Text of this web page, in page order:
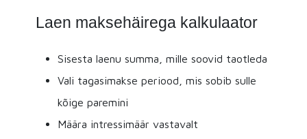
Laen maksehäirega kalkulaator
Sisesta laenu summa, mille soovid taotleda
Vali tagasimakse periood, mis sobib sulle
kõige paremini
Määra intressimäär vastavalt